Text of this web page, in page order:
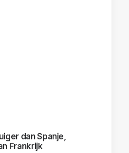
dan Spanje,
Frankrijk